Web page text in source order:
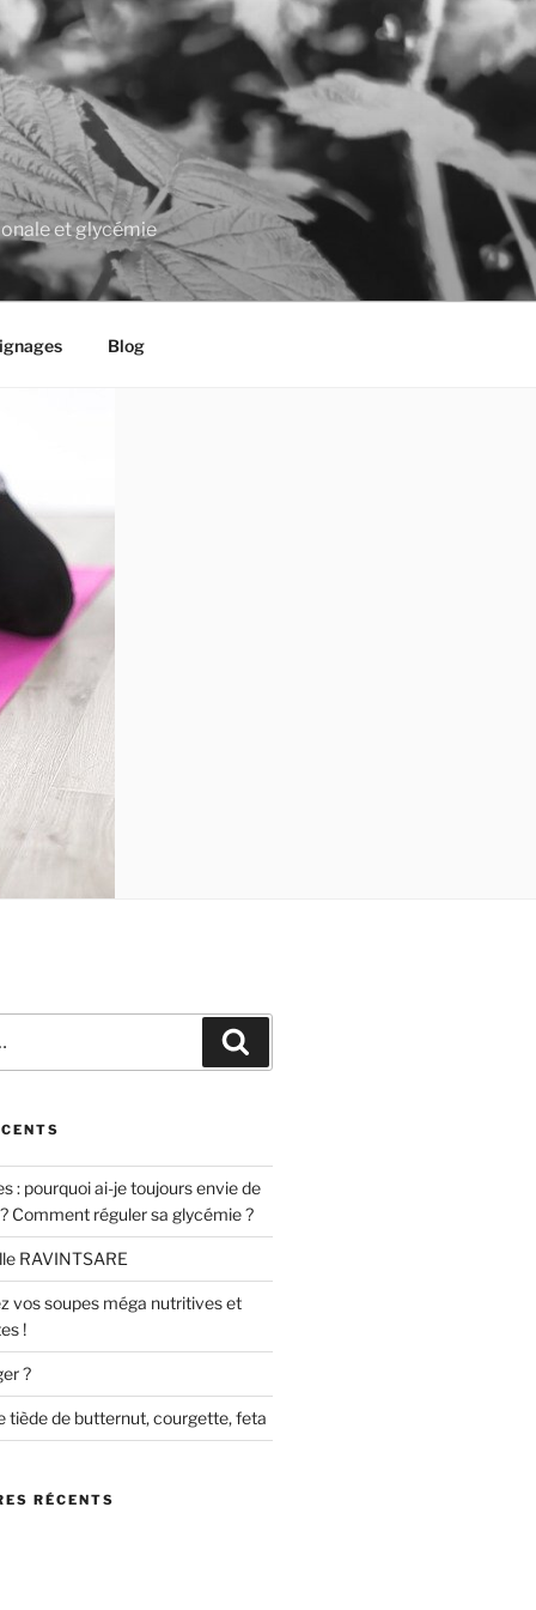
et glycémie
Blog
: pourquoi ai-je toujours envie de
Comment réguler sa glycémie ?
RAVINTSARE
vos soupes méga nutritives et
!
?
tiède de butternut, courgette, feta
RÉCENTS